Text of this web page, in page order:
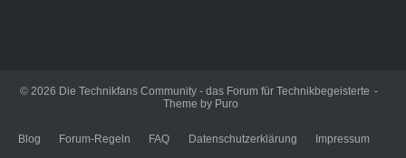
© 2026 Die Technikfans Community - das Forum für Technikbegeisterte
Theme by Puro
Blog Forum-Regeln FAQ Datenschutzerklärung Impressum